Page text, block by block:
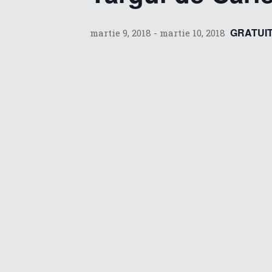
martie 9, 2018 - martie 10, 2018